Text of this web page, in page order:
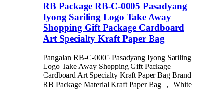
RB Package RB-C-0005 Pasadyang
Iyong Sariling Logo Take Away
Shopping Gift Package Cardboard
Art Specialty Kraft Paper Bag
Pangalan RB-C-0005 Pasadyang Iyong Sariling
Logo Take Away Shopping Gift Package
Cardboard Art Specialty Kraft Paper Bag Brand
RB Package Material Kraft Paper Bag ， White